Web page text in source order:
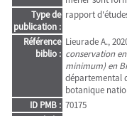
Type de
publication :
rapport
Référence
biblio :
Lieurade A.,
conservation
minimum) en
départemental
botanique
ID PMB : 70175